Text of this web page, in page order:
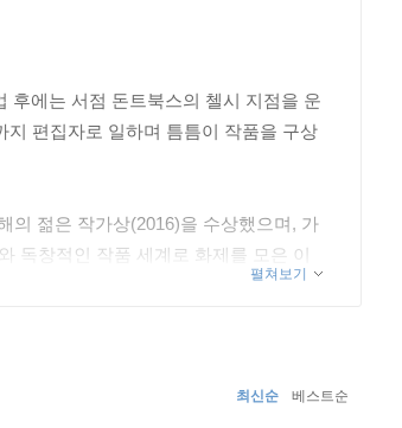
후에는 서점 돈트북스의 첼시 지점을 운
지 편집자로 일하며 틈틈이 작품을 구상
의 젊은 작가상(2016)을 수상했으며, 가
독창적인 작품 세계로 화제를 모은 이
. 2019년 두번째 장편소설 『래니』를
펼쳐보기
최신순 베스트순